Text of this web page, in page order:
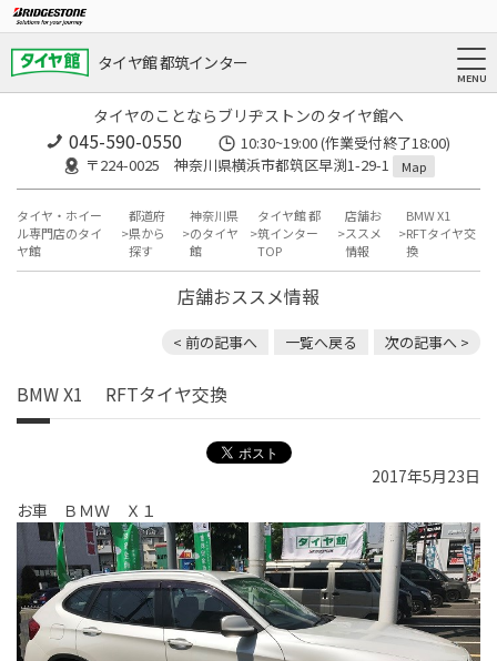
タイヤ館 都筑インター
タイヤのことならブリヂストンのタイヤ館へ
045-590-0550
10:30~19:00 (作業受付終了18:00)
〒224-0025 神奈川県横浜市都筑区早渕1-29-1
Map
タイヤ・ホイー
ル専門店のタイ
ヤ館
都道府
県から
探す
神奈川県
のタイヤ
館
タイヤ館 都
筑インター
TOP
店舗お
ススメ
情報
BMW X1
RFTタイヤ交
換
店舗おススメ情報
< 前の記事へ 一覧へ戻る 次の記事へ >
BMW X1 RFTタイヤ交換
2017年5月23日
お車 ＢＭＷ Ｘ１